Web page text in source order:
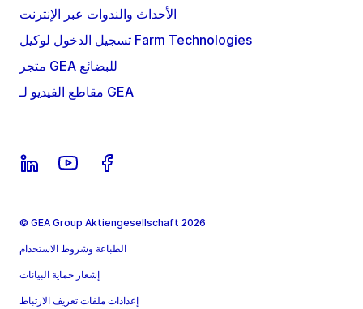
الأحداث والندوات عبر الإنترنت
تسجيل الدخول لوكيل Farm Technologies
متجر GEA للبضائع
مقاطع الفيديو لـ GEA
© GEA Group Aktiengesellschaft 2026
الطباعة وشروط الاستخدام
إشعار حماية البيانات
إعدادات ملفات تعريف الارتباط